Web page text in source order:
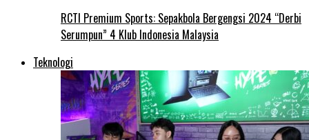
RCTI Premium Sports: Sepakbola Bergengsi 2024 “Derbi
Serumpun” 4 Klub Indonesia Malaysia
Teknologi